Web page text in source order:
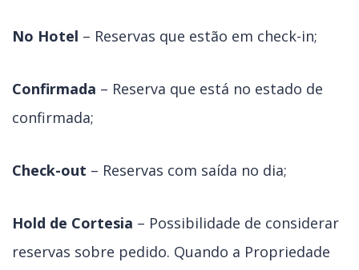
No Hotel – Reservas que estão em check-in;
Confirmada – Reserva que está no estado de
confirmada;
Check-out – Reservas com saída no dia;
Hold de Cortesia – Possibilidade de considerar
reservas sobre pedido. Quando a Propriedade